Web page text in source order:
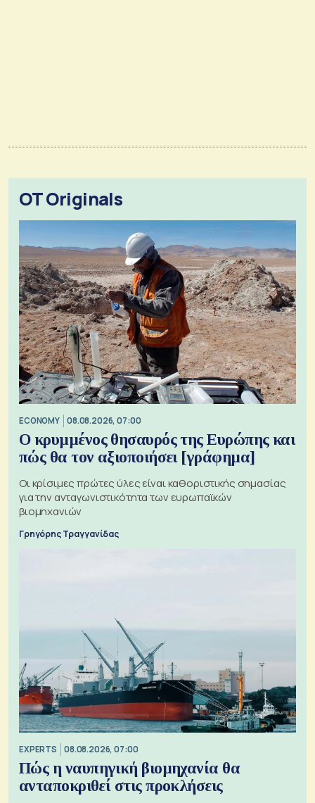
OT Originals
ECONOMY 08.08.2026, 07:00
Ο κρυμμένος θησαυρός της Ευρώπης και
πώς θα τον αξιοποιήσει [γράφημα]
Οι κρίσιμες πρώτες ύλες είναι καθοριστικής σημασίας
για την ανταγωνιστικότητα των ευρωπαϊκών
βιομηχανιών
Γρηγόρης Τραγγανίδας
EXPERTS 08.08.2026, 07:00
Πώς η ναυπηγική βιομηχανία θα
ανταποκριθεί στις προκλήσεις